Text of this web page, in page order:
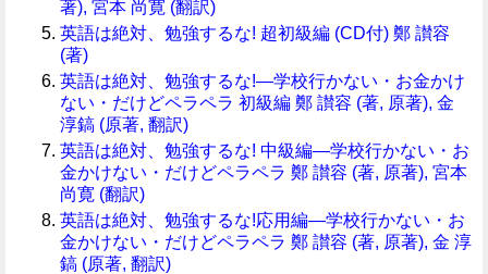
著), 宮本 尚寛 (翻訳)
英語は絶対、勉強するな! 超初級編 (CD付) 鄭 讃容
(著)
英語は絶対、勉強するな!―学校行かない・お金かけ
ない・だけどペラペラ 初級編 鄭 讃容 (著, 原著), 金
淳鎬 (原著, 翻訳)
英語は絶対、勉強するな! 中級編―学校行かない・お
金かけない・だけどペラペラ 鄭 讃容 (著, 原著), 宮本
尚寛 (翻訳)
英語は絶対、勉強するな!応用編―学校行かない・お
金かけない・だけどペラペラ 鄭 讃容 (著, 原著), 金 淳
鎬 (原著, 翻訳)